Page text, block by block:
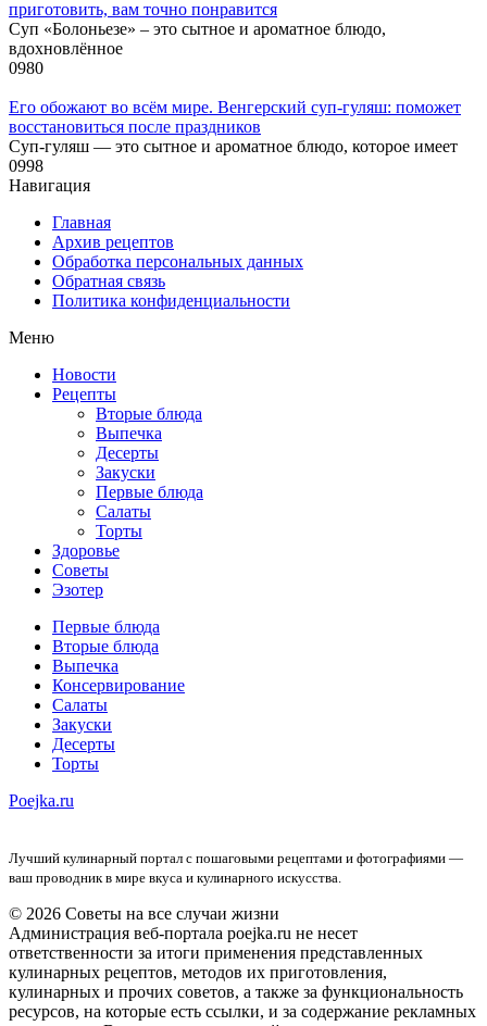
приготовить, вам точно понравится
Суп «Болоньезе» – это сытное и ароматное блюдо,
вдохновлённое
0980
Его обожают во всём мире. Венгерский суп-гуляш: поможет
восстановиться после праздников
Суп-гуляш — это сытное и ароматное блюдо, которое имеет
0998
Навигация
Главная
Архив рецептов
Обработка персональных данных
Обратная связь
Политика конфиденциальности
Меню
Новости
Рецепты
Вторые блюда
Выпечка
Десерты
Закуски
Первые блюда
Салаты
Торты
Здоровье
Советы
Эзотер
Первые блюда
Вторые блюда
Выпечка
Консервирование
Салаты
Закуски
Десерты
Торты
Poejka.ru
Лучший кулинарный портал с пошаговыми рецептами и фотографиями —
ваш проводник в мире вкуса и кулинарного искусства.
© 2026 Советы на все случаи жизни
Администрация веб-портала poejka.ru не несет
ответственности за итоги применения представленных
кулинарных рецептов, методов их приготовления,
кулинарных и прочих советов, а также за функциональность
ресурсов, на которые есть ссылки, и за содержание рекламных